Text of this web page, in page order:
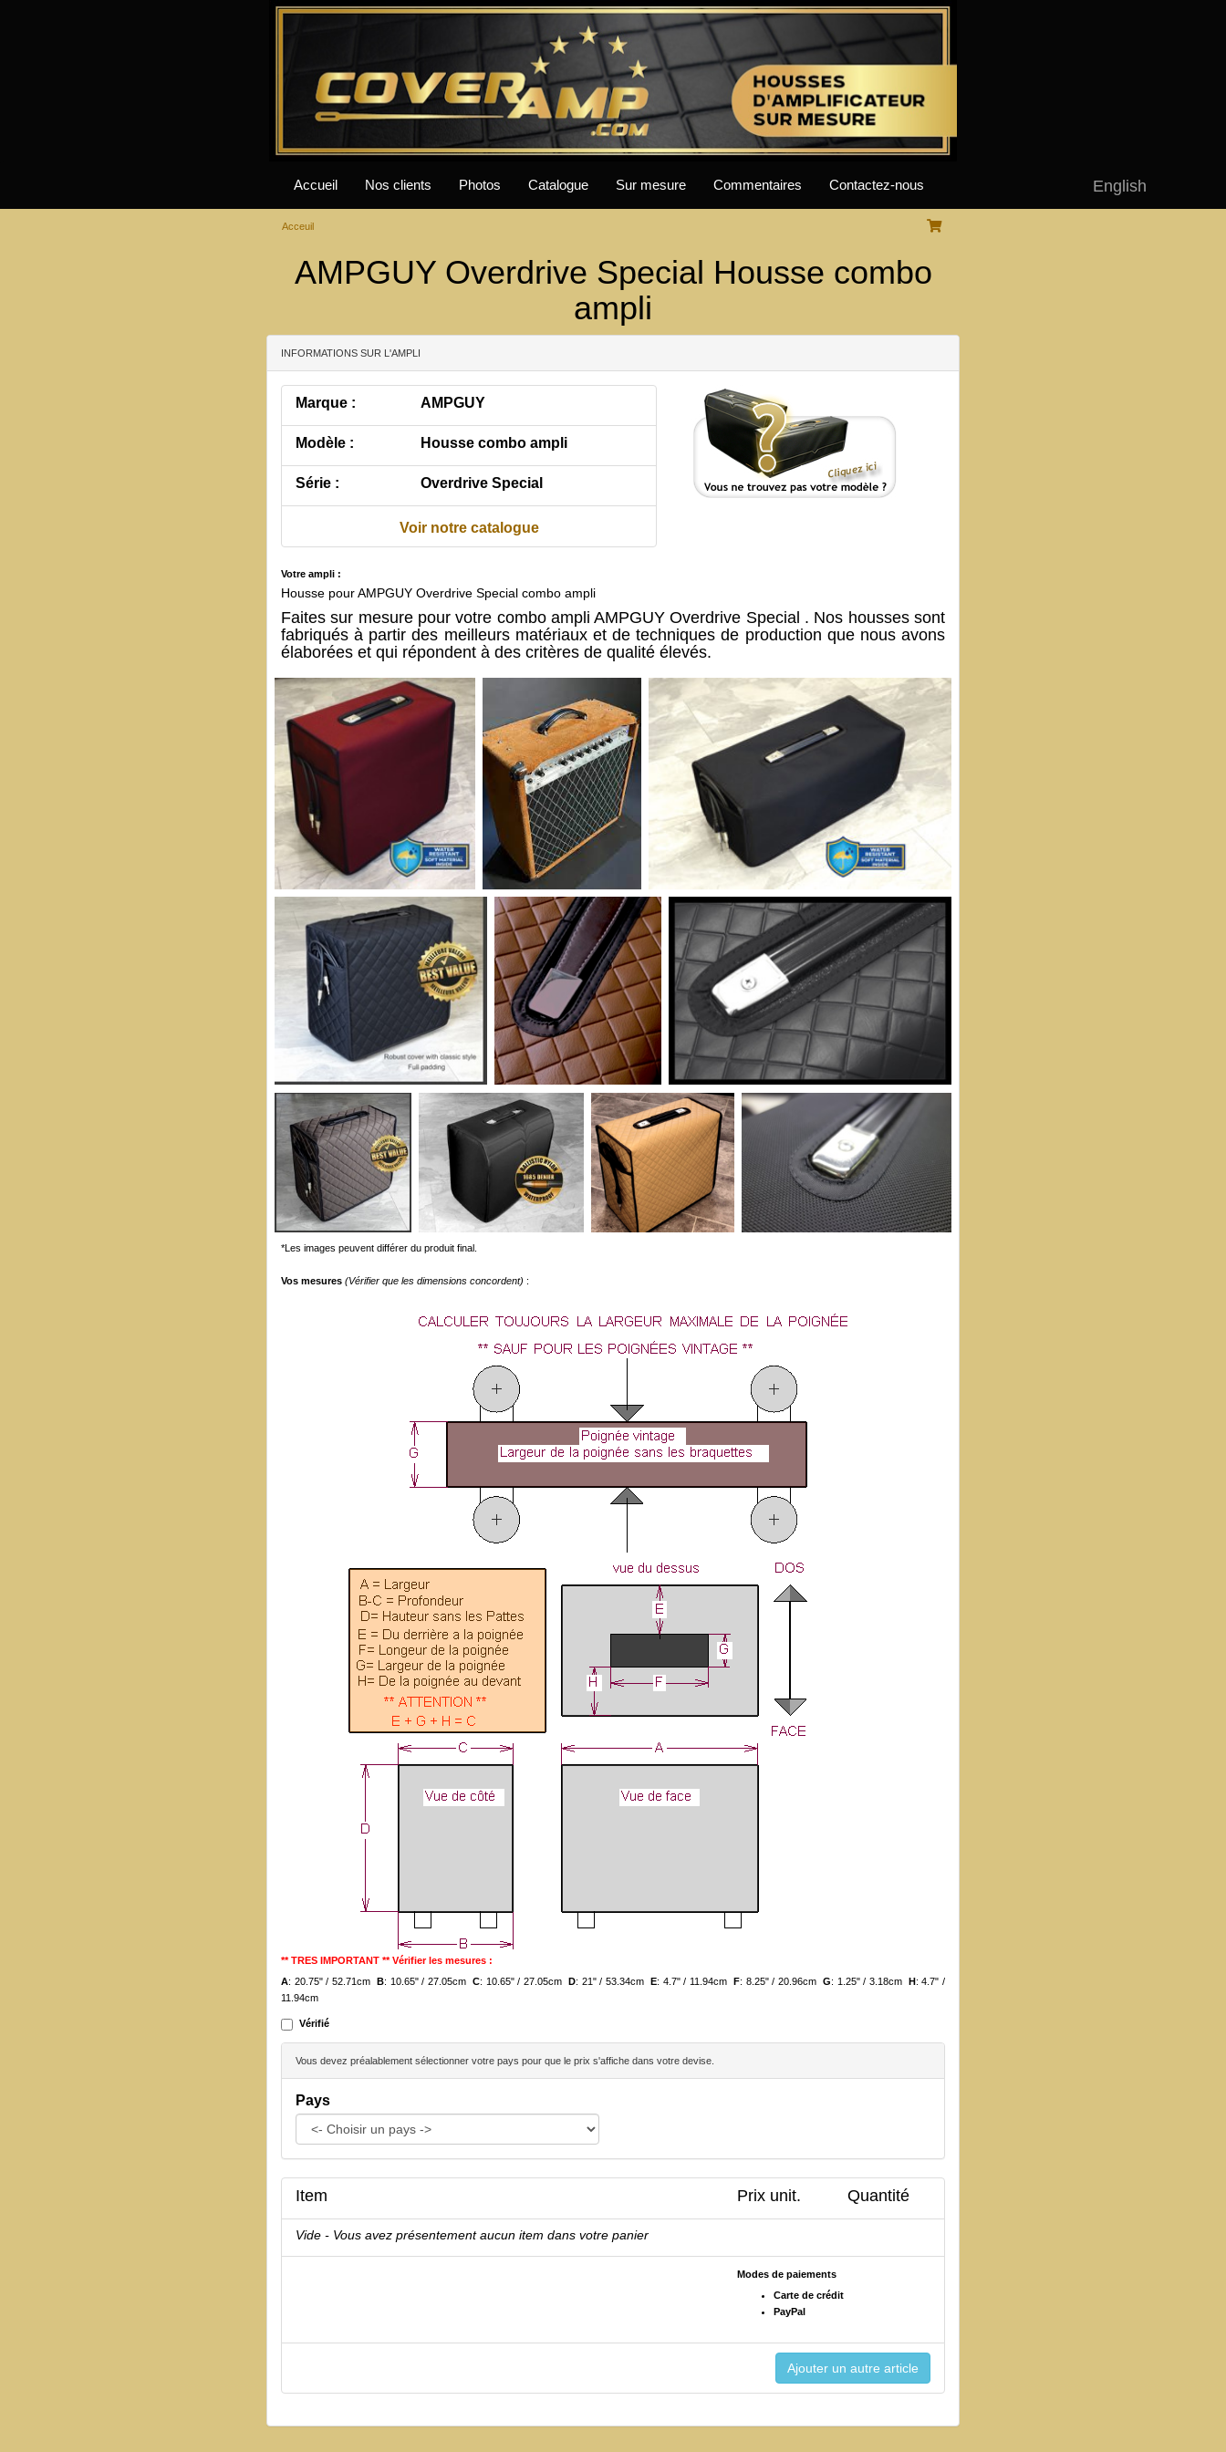
English
Accueil Nos clients Photos Catalogue Sur mesure Commentaires Contactez-nous
Acceuil
AMPGUY Overdrive Special Housse combo
ampli
INFORMATIONS SUR L'AMPLI
Marque : AMPGUY
Modèle : Housse combo ampli
Série : Overdrive Special
Voir notre catalogue
Votre ampli :
Housse pour AMPGUY Overdrive Special combo ampli
Faites sur mesure pour votre combo ampli AMPGUY Overdrive Special . Nos housses sont
fabriqués à partir des meilleurs matériaux et de techniques de production que nous avons
élaborées et qui répondent à des critères de qualité élevés.
*Les images peuvent différer du produit final.
Vos mesures (Vérifier que les dimensions concordent) :
** TRES IMPORTANT ** Vérifier les mesures :
A: 20.75" / 52.71cm B: 10.65" / 27.05cm C: 10.65" / 27.05cm D: 21" / 53.34cm E: 4.7" / 11.94cm F: 8.25" / 20.96cm G: 1.25" / 3.18cm H: 4.7" /
11.94cm
Vérifié
Vous devez préalablement sélectionner votre pays pour que le prix s'affiche dans votre devise.
Pays
Item Prix unit. Quantité
Vide - Vous avez présentement aucun item dans votre panier
Modes de paiements
Carte de crédit
PayPal